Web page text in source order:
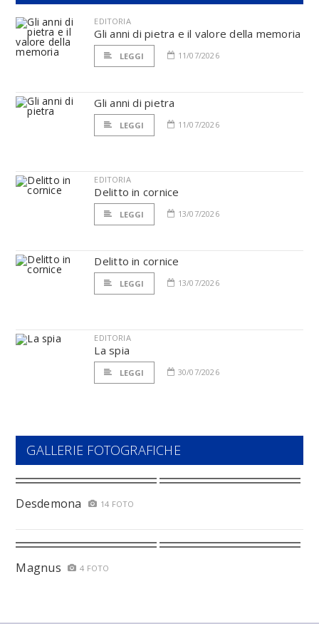
EDITORIA
Gli anni di pietra e il valore della memoria
LEGGI 11/07/2026
Gli anni di pietra
LEGGI 11/07/2026
EDITORIA
Delitto in cornice
LEGGI 13/07/2026
Delitto in cornice
LEGGI 13/07/2026
EDITORIA
La spia
LEGGI 30/07/2026
GALLERIE FOTOGRAFICHE
Desdemona 14 FOTO
Magnus 4 FOTO